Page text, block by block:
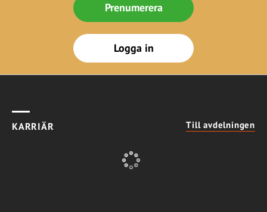
Prenumerera
Logga in
KARRIÄR Till avdelningen